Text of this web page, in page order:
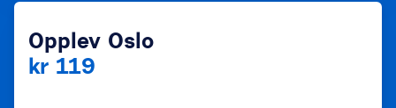
Opplev Oslo
kr 119